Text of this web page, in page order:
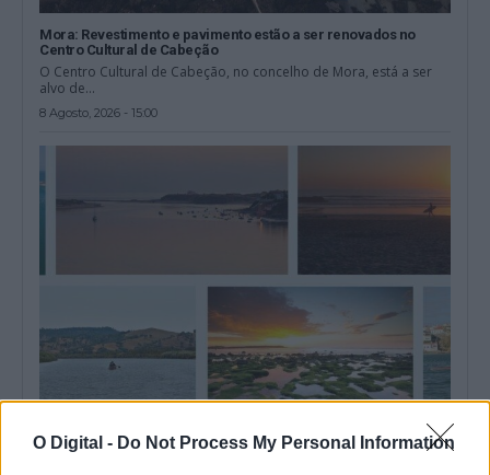
O Digital - Do Not Process My Personal Information
Mora: Revestimento e pavimento estão a ser renovados no
Centro Cultural de Cabeção
O Centro Cultural de Cabeção, no concelho de Mora, está a ser
alvo de...
8 Agosto, 2026 - 15:00
Odemira: “Experiências no Mira” proporcionam este mês
diversas atividades náuticas